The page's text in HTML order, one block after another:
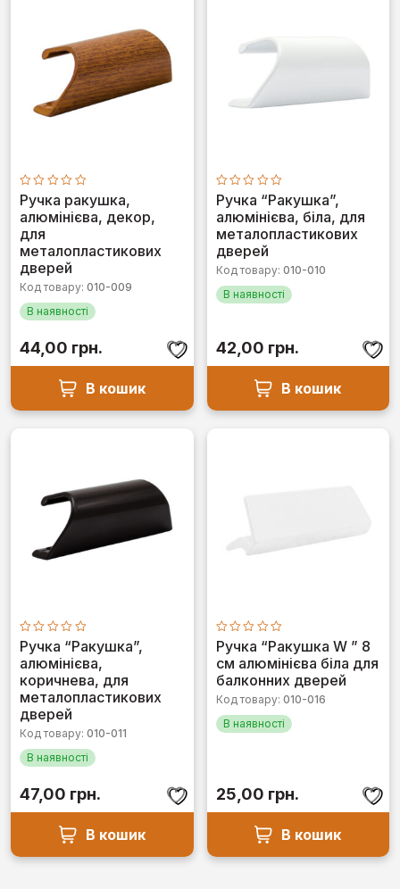
Оцінено
в
0
5
Ручка ракушка,
алюмінієва, декор,
для
металопластикових
дверей
Код товару: 010-009
В наявності
44,00 грн.
В кошик
Оцінено
в
0
5
Ручка “Ракушка”,
алюмінієва, біла, для
металопластикових
дверей
Код товару: 010-010
В наявності
42,00 грн.
В кошик
Оцінено
в
0
5
Ручка “Ракушка”,
алюмінієва,
коричнева, для
металопластикових
дверей
Код товару: 010-011
В наявності
47,00 грн.
В кошик
Оцінено
в
0
з
5
Ручка “Ракушка W ” 8
см алюмінієва біла для
балконних дверей
Код товару: 010-016
В наявності
25,00 грн.
В кошик